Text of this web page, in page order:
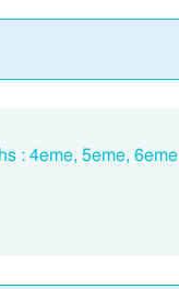
: 4eme, 5eme, 6eme